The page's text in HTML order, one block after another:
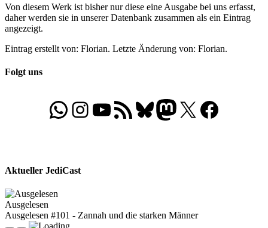
Von diesem Werk ist bisher nur diese eine Ausgabe bei uns erfasst,
daher werden sie in unserer Datenbank zusammen als ein Eintrag
angezeigt.
Eintrag erstellt von: Florian. Letzte Änderung von: Florian.
Folgt uns
WhatsApp
Folgt uns auf Instagram
Besucht unseren YouTube-Kanal
RSS-FeedBluesky
Folgt uns auf Mastodon
X Folgt uns auf
Aktueller JediCast
Ausgelesen
Ausgelesen #101 - Zannah und die starken Männer